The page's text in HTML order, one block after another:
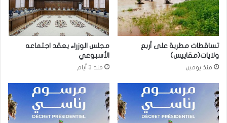
تساقطات مطرية على أربع
ولايات(مقاييس)
منذ يومين
مجلس الوزراء يعقد اجتماعه
الأسبوعي
منذ 3 أيام